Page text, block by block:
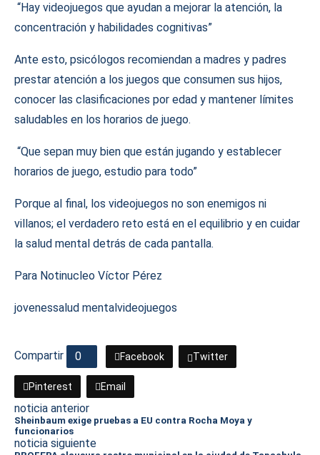
“Hay videojuegos que ayudan a mejorar la atención, la
concentración y habilidades cognitivas”
Ante esto, psicólogos recomiendan a madres y padres
prestar atención a los juegos que consumen sus hijos,
conocer las clasificaciones por edad y mantener límites
saludables en los horarios de juego.
“Que sepan muy bien que están jugando y establecer
horarios de juego, estudio para todo”
Porque al final, los videojuegos no son enemigos ni
villanos; el verdadero reto está en el equilibrio y en cuidar
la salud mental detrás de cada pantalla.
Para Notinucleo Víctor Pérez
jovenessalud mentalvideojuegos
Compartir 0 Facebook Twitter
Pinterest Email
noticia anterior
Sheinbaum exige pruebas a EU contra Rocha Moya y
funcionarios
noticia siguiente